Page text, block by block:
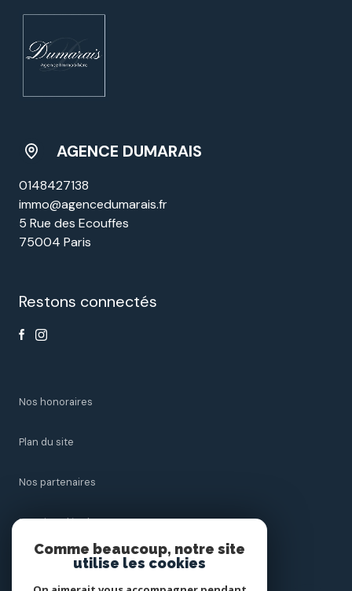
AGENCE DUMARAIS
0148427138
immo@agencedumarais.fr
5 Rue des Ecouffes
75004 Paris
Restons connectés
nos honoraires
plan du site
nos partenaires
mentions légales
Comme beaucoup, notre site
utilise les cookies